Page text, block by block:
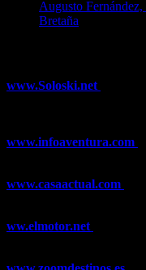
Augusto
Bretaña
www.Soloski.net
www.infoaventura.com
www.casaactual.com
ww.elmotor.net